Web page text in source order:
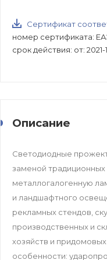
Сертификат
номер сертификата:
срок действия: от:
Описание
Светодиодные
заменой
металлогалогенную
и ландшафтного
рекламных стендов,
производственных и
хозяйств и
особенности: